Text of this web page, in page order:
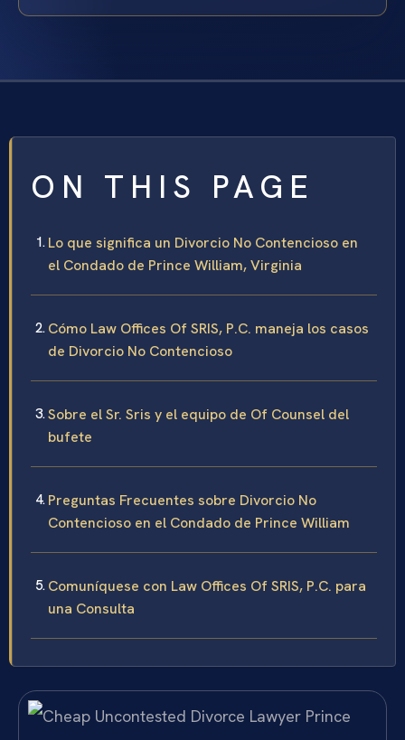
ON THIS PAGE
Lo que significa un Divorcio No Contencioso en
el Condado de Prince William, Virginia
Cómo Law Offices Of SRIS, P.C. maneja los casos
de Divorcio No Contencioso
Sobre el Sr. Sris y el equipo de Of Counsel del
bufete
Preguntas Frecuentes sobre Divorcio No
Contencioso en el Condado de Prince William
Comuníquese con Law Offices Of SRIS, P.C. para
una Consulta